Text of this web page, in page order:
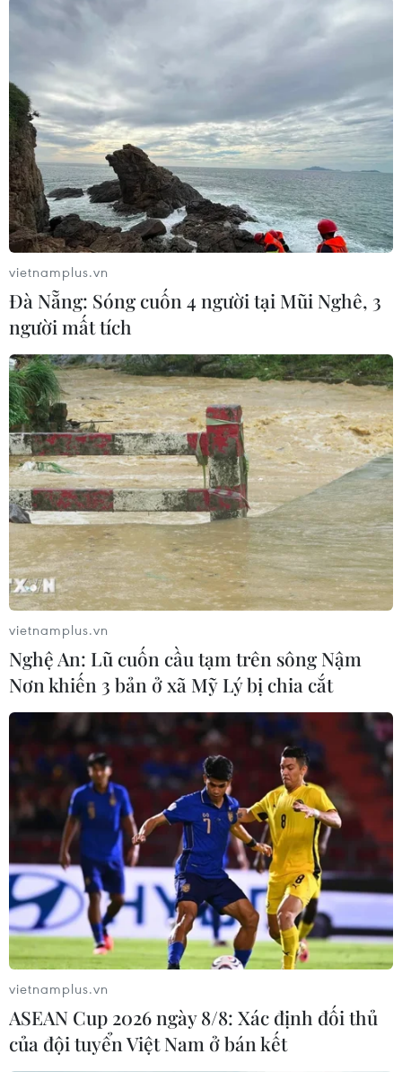
vietnamplus.vn
Đà Nẵng: Sóng cuốn 4 người tại Mũi Nghê, 3
người mất tích
vietnamplus.vn
Nghệ An: Lũ cuốn cầu tạm trên sông Nậm
Nơn khiến 3 bản ở xã Mỹ Lý bị chia cắt
vietnamplus.vn
ASEAN Cup 2026 ngày 8/8: Xác định đối thủ
của đội tuyển Việt Nam ở bán kết